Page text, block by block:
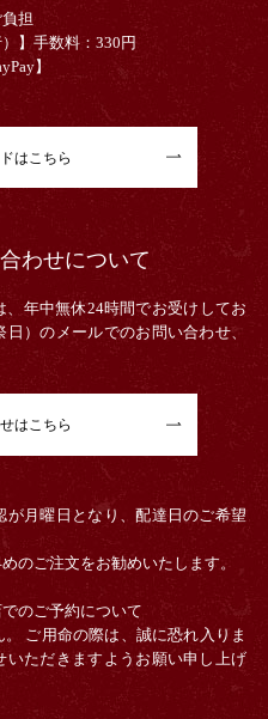
担
】手数料：330円
】
はこちら
わせについて
年中無休24時間でお受けしてお
）のメールでのお問い合わせ、
はこちら
月曜日となり、配達日のご希望
のご注文をお勧めいたします。
のご予約について
ご用命の際は、誠に恐れ入りま
ただきますようお願い申し上げ